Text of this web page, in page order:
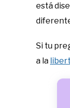
está
Si tu
a la